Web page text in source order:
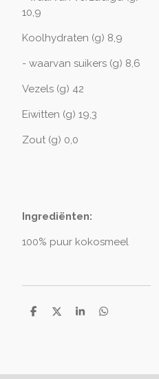
10,9
Koolhydraten (g) 8,9
- waarvan suikers (g) 8,6
Vezels (g) 42
Eiwitten (g) 19,3
Zout (g) 0,0
Ingrediënten:
100% puur kokosmeel
D
D
S
D